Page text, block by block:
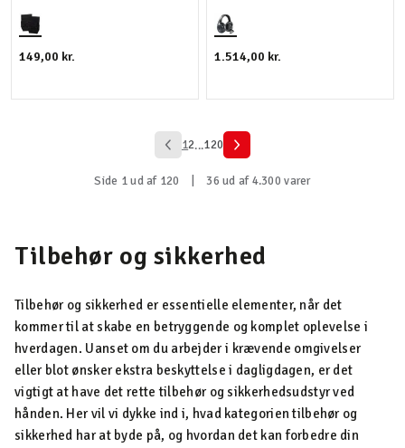
149,00 kr. 1.514,00 kr.
12...120
Side 1 ud af 120 36 ud af 4.300 varer
Tilbehør og sikkerhed
Tilbehør og sikkerhed er essentielle elementer, når det
kommer til at skabe en betryggende og komplet oplevelse i
hverdagen. Uanset om du arbejder i krævende omgivelser
eller blot ønsker ekstra beskyttelse i dagligdagen, er det
vigtigt at have det rette tilbehør og sikkerhedsudstyr ved
hånden. Her vil vi dykke ind i, hvad kategorien tilbehør og
sikkerhed har at byde på, og hvordan det kan forbedre din